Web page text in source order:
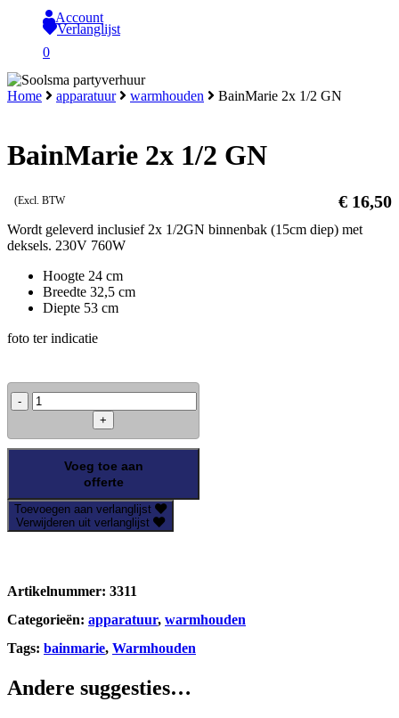
Account
Verlanglijst
search
0
Close
Home apparatuur warmhouden BainMarie 2x 1/2 GN
BainMarie 2x 1/2 GN
€ 16,50
(Excl. BTW
Wordt geleverd inclusief 2x 1/2GN binnenbak (15cm diep) met
deksels. 230V 760W
Hoogte 24 cm
Breedte 32,5 cm
Diepte 53 cm
foto ter indicatie
BainMarie
2x
GN
Voeg toe aan
offerte
Toevoegen aan verlanglijst
Verwijderen uit verlanglijst
Artikelnummer: 3311
Categorieën: apparatuur, warmhouden
Tags: bainmarie, Warmhouden
Andere suggesties…